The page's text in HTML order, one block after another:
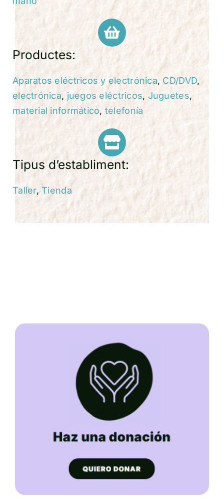
Productes:
Aparatos eléctricos y electrónica, CD/DVD,
electrónica, juegos eléctricos, Juguetes,
material informático, telefonía
Tipus d’establiment:
Taller,Tienda